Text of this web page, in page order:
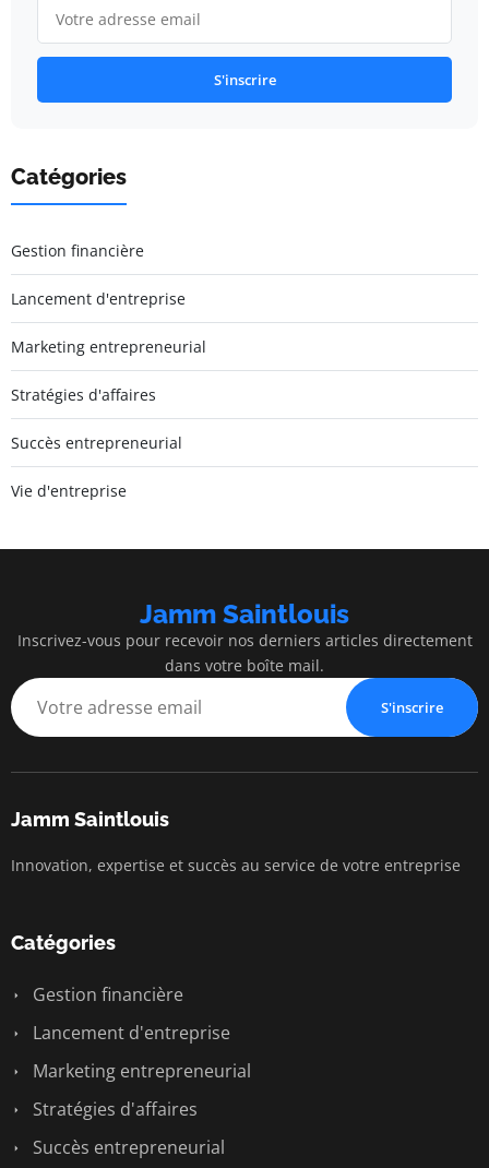
S'inscrire
Catégories
Gestion financière
Lancement d'entreprise
Marketing entrepreneurial
Stratégies d'affaires
Succès entrepreneurial
Vie d'entreprise
Jamm Saintlouis
Inscrivez-vous pour recevoir nos derniers articles directement
dans votre boîte mail.
S'inscrire
Jamm Saintlouis
Innovation, expertise et succès au service de votre entreprise
Catégories
Gestion financière
Lancement d'entreprise
Marketing entrepreneurial
Stratégies d'affaires
Succès entrepreneurial